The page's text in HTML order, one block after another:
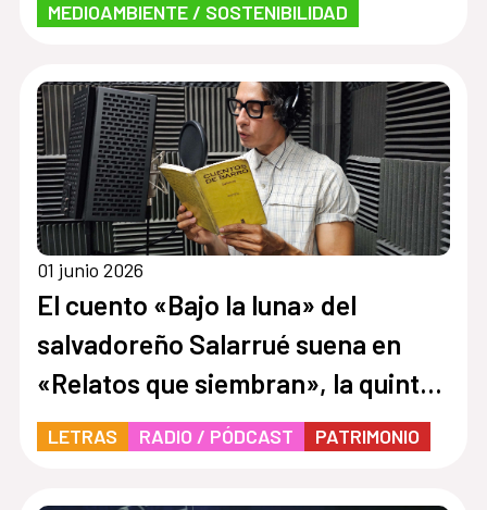
MEDIOAMBIENTE / SOSTENIBILIDAD
01 junio 2026
El cuento «Bajo la luna» del
salvadoreño Salarrué suena en
«Relatos que siembran», la quinta
temporada de Cuentos en Red
LETRAS RADIO / PÓDCAST PATRIMONIO